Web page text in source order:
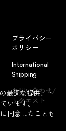
プライバシー
ポリシー
International
Shipping
お問い合わせ/
リクエスト
最適な提供、ト
います。
同意したことも